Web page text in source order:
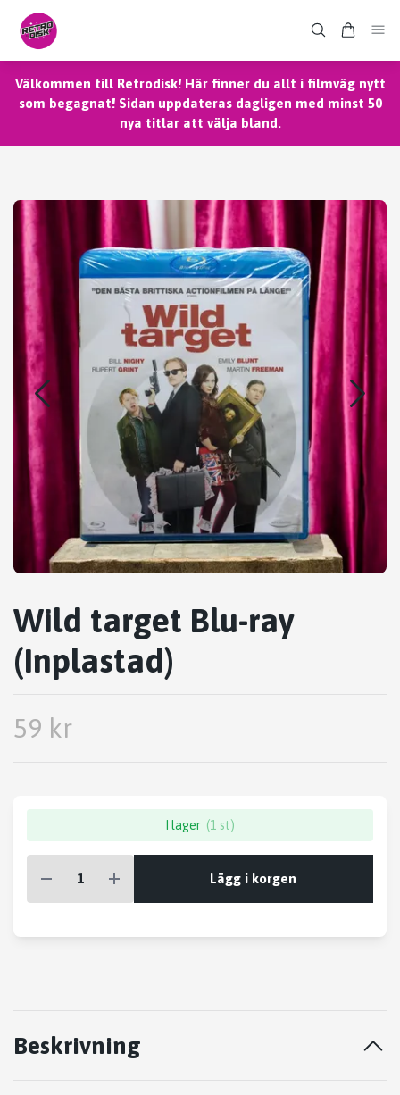
Välkommen till Retrodisk! Här finner du allt i filmväg nytt
som begagnat! Sidan uppdateras dagligen med minst 50
nya titlar att välja bland.
Wild target Blu-ray
(Inplastad)
59 kr
I lager (1 st)
Lägg i korgen
Beskrivning